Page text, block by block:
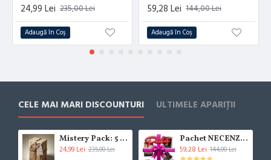
24,99 Lei 235,00 Lei
Adaugă în Coş
59,28 Lei 144,00 Lei
Adaugă în Coş
CELE MAI MARI DISCOUNTURI ULTIMELE APARIȚII
Mistery Pack: 5 Cărți (***!!!BESTSELLER!!!***)
24,99 Lei 235,00 Lei
Pachet NECENZURAT
59,28 Lei 144,00 Lei